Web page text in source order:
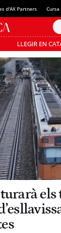
d'AX Partners
LLEGIR EN
Passa’t al mode estalvi